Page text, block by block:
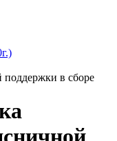
поддержки в сборе